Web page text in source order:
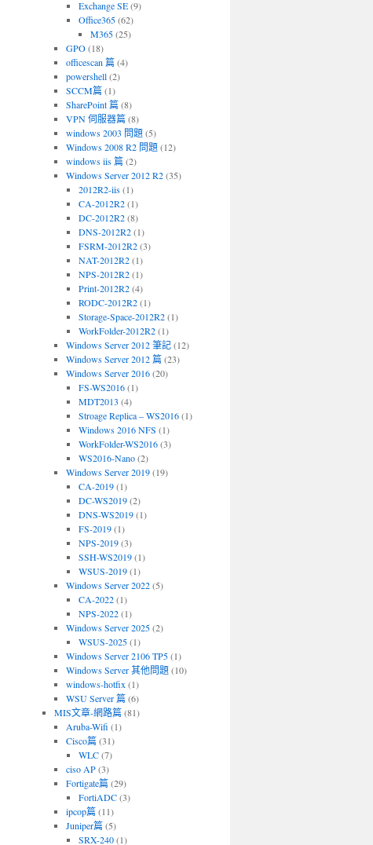
Exchange SE(9)
Office365(62)
M365(25)
GPO(18)
officescan 篇(4)
powershell(2)
SCCM篇(1)
SharePoint 篇(8)
VPN 伺服器篇(8)
windows 2003 問題(5)
Windows 2008 R2 問題(12)
windows iis 篇(2)
Windows Server 2012 R2(35)
2012R2-iis(1)
CA-2012R2(1)
DC-2012R2(8)
DNS-2012R2(1)
FSRM-2012R2(3)
NAT-2012R2(1)
NPS-2012R2(1)
Print-2012R2(4)
RODC-2012R2(1)
Storage-Space-2012R2(1)
WorkFolder-2012R2(1)
Windows Server 2012 筆記(12)
Windows Server 2012 篇(23)
Windows Server 2016(20)
FS-WS2016(1)
MDT2013 (4)
Stroage Replica – WS2016(1)
Windows 2016 NFS (1)
WorkFolder-WS2016(3)
WS2016-Nano(2)
Windows Server 2019(19)
CA-2019(1)
DC-WS2019(2)
DNS-WS2019(1)
FS-2019(1)
NPS-2019(3)
SSH-WS2019(1)
WSUS-2019(1)
Windows Server 2022(5)
CA-2022(1)
NPS-2022(1)
Windows Server 2025(2)
WSUS-2025(1)
Windows Server 2106 TP5(1)
Windows Server 其他問題(10)
windows-hotfix (1)
WSU Server 篇(6)
MIS文章-網路篇(81)
Aruba-Wifi (1)
Cisco篇(31)
WLC(7)
ciso AP(3)
Fortigate篇(29)
FortiADC(3)
ipcop篇(11)
Juniper篇(5)
SRX-240(1)